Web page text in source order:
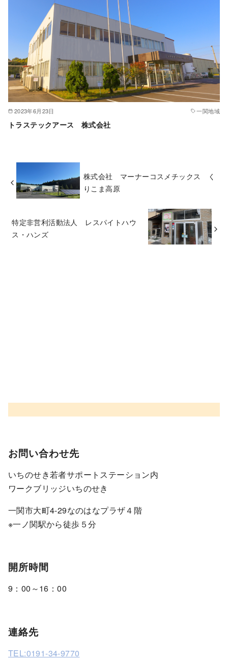
2023年6月23日 一関地域
トラステックアース 株式会社
株式会社 マーナーコスメチックス く
りこま高原
特定非営利活動法人 レスパイトハウ
ス・ハンズ
お問い合わせ先
いちのせき若者サポートステーション内
ワークブリッジいちのせき
一関市大町4-29なのはなプラザ４階
※一ノ関駅から徒歩５分
開所時間
9：00～16：00
連絡先
TEL:0191-34-9770